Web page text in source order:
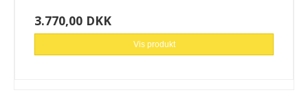
3.770,00 DKK
Vis produkt